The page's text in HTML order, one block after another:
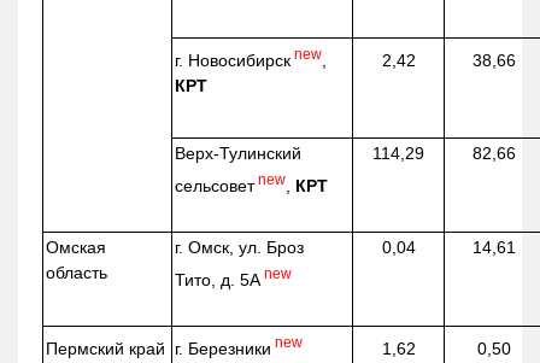
г. Новосибирск new
КРТ
2,42 38,66
Верх-Тулинский
сельсовет new КРТ
114,29 82,66
Омская
область
г. Омск, ул. Броз
Тито, д. 5А new
0,04 14,61
Пермский край г. Березники new 1,62 0,50